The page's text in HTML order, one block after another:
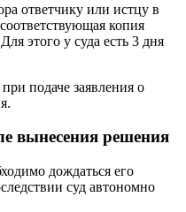
ответчику или истцу в
копия
этого у суда есть 3 дня
подаче заявления о
вынесения решения
дождаться его
суд автономно